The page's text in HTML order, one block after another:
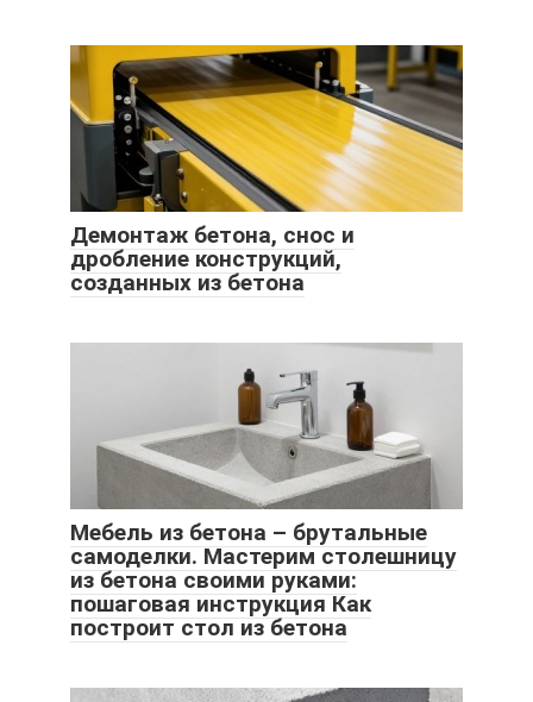
Демонтаж бетона, снос и
дробление конструкций,
созданных из бетона
Мебель из бетона – брутальные
самоделки. Мастерим столешницу
из бетона своими руками:
пошаговая инструкция Как
построит стол из бетона